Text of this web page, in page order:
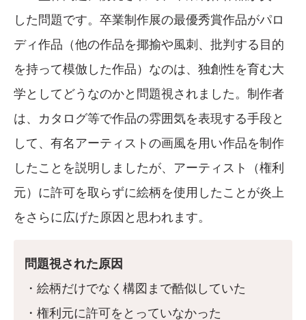
した問題です。卒業制作展の最優秀賞作品がパロ
ディ作品（他の作品を揶揄や風刺、批判する目的
を持って模倣した作品）なのは、独創性を育む大
学としてどうなのかと問題視されました。制作者
は、カタログ等で作品の雰囲気を表現する手段と
して、有名アーティストの画風を用い作品を制作
したことを説明しましたが、アーティスト（権利
元）に許可を取らずに絵柄を使用したことが炎上
をさらに広げた原因と思われます。
問題視された原因
・絵柄だけでなく構図まで酷似していた
・権利元に許可をとっていなかった